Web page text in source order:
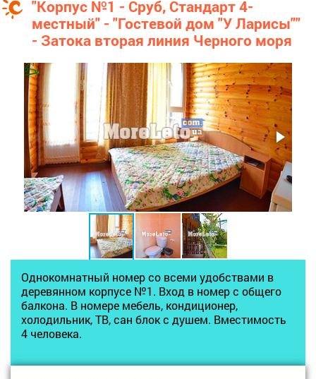
"Корпус №1 - Сруб, Стандарт 4-
местный" - "Гостевой дом "У Ларисы""
- Затока вторая линия Черного моря
Однокомнатный номер со всеми удобствами в
деревянном корпусе №1. Вход в номер с общего
балкона. В номере мебель, кондиционер,
холодильник, ТВ, сан блок с душем. Вместимость
4 человека.